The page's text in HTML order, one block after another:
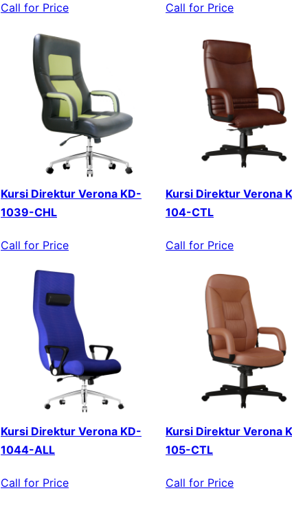
Call for Price Call for Price
Kursi Direktur Verona KD-
1039-CHL
Call for Price
Kursi Direktur Verona
104-CTL
Call for Price
Kursi Direktur Verona KD-
1044-ALL
Call for Price
Kursi Direktur Verona
105-CTL
Call for Price